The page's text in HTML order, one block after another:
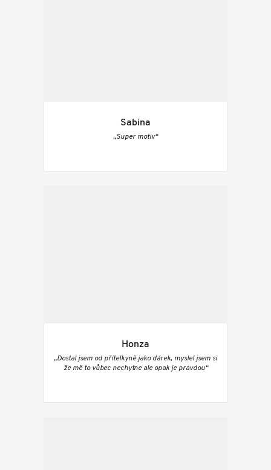
Sabina
„Super motiv“
Honza
„Dostal jsem od přítelkyně jako dárek, myslel jsem si
že mě to vůbec nechytne ale opak je pravdou“